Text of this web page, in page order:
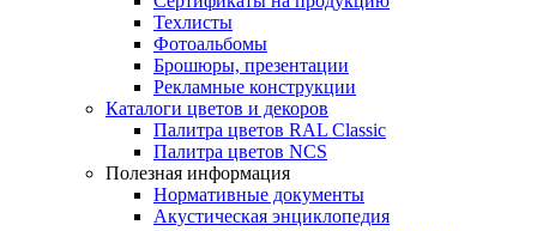
Техлисты
Фотоальбомы
Брошюры, презентации
Рекламные конструкции
Каталоги цветов и декоров
Палитра цветов RAL Сlassic
Палитра цветов NCS
Полезная информация
Нормативные документы
Акустическая энциклопедия